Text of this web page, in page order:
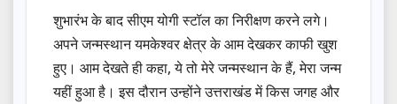
शुभारंभ के बाद सीएम योगी स्टॉल का निरीक्षण करने लगे।
अपने जन्मस्थान यमकेश्वर क्षेत्र के आम देखकर काफी खुश
हुए। आम देखते ही कहा, ये तो मेरे जन्मस्थान के हैं, मेरा जन्म
यहीं हुआ है। इस दौरान उन्होंने उत्तराखंड में किस जगह और